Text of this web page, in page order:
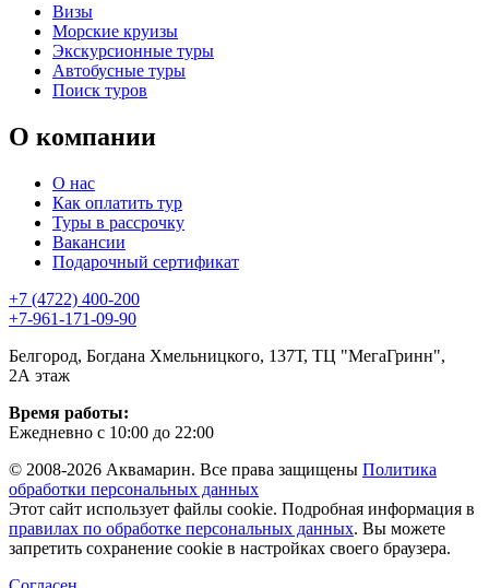
Визы
Морские круизы
Экскурсионные туры
Автобусные туры
Поиск туров
О компании
О нас
Как оплатить тур
Туры в рассрочку
Вакансии
Подарочный сертификат
+7 (4722) 400-200
+7-961-171-09-90
Белгород, Богдана Хмельницкого, 137Т, ТЦ "МегаГринн",
2А этаж
Время работы:
Ежедневно с 10:00 до 22:00
© 2008-2026 Аквамарин. Все права защищены Политика
обработки персональных данных
Этот сайт использует файлы cookie. Подробная информация в
правилах по обработке персональных данных. Вы можете
запретить сохранение cookie в настройках своего браузера.